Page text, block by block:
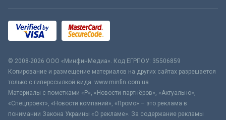
© 2008-2026 ООО «МинфинМедиа». Код ЕГРПОУ: 35506859
Копирование и размещение материалов на других сайтах разрешается
только с гиперссылкой вида: www.minfin.com.ua
Материалы с пометками «Р», «Новости партнёров», «Актуально»,
«Спецпроект», «Новости компаний», «Промо» – это реклама в
понимании Закона Украины «О рекламе». За содержание рекламы